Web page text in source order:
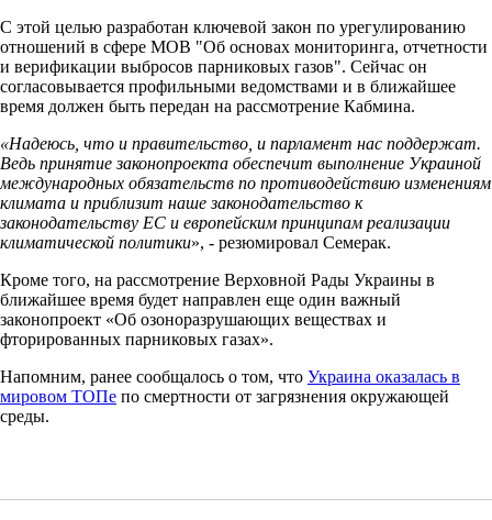
С этой целью разработан ключевой закон по урегулированию
отношений в сфере МОВ "Об основах мониторинга, отчетности
и верификации выбросов парниковых газов". Сейчас он
согласовывается профильными ведомствами и в ближайшее
время должен быть передан на рассмотрение Кабмина.
«Надеюсь, что и правительство, и парламент нас поддержат.
Ведь принятие законопроекта обеспечит выполнение Украиной
международных обязательств по противодействию изменениям
климата и приблизит наше законодательство к
законодательству ЕС и европейским принципам реализации
климатической политики», - резюмировал Семерак.
Кроме того, на рассмотрение Верховной Рады Украины в
ближайшее время будет направлен еще один важный
законопроект «Об озоноразрушающих веществах и
фторированных парниковых газах».
Напомним, ранее сообщалось о том, что Украина оказалась в
мировом ТОПе по смертности от загрязнения окружающей
среды.